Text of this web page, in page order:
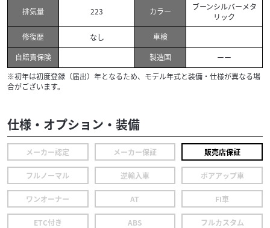
排気量 223 カラー
ブーンシルバーメタ
リック
修復歴
なし
車検
自賠責保険
製造国
ーー
※初年は初度登録（届出）年となるため、モデル年式と装備・仕様が異なる場
合がございます。
仕様・オプション・装備
メーカー認定 メーカー保証 販売店保証
フルノーマル 逆輸入車 ボアアップ車
ワンオーナー AT FI車
ETC付き ABS フルカスタム